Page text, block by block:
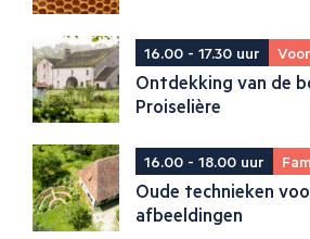
16.00 - 17.30 uur
Ontdekking van de
Proiselière
16.00 - 18.00 uur
Oude technieken
afbeeldingen